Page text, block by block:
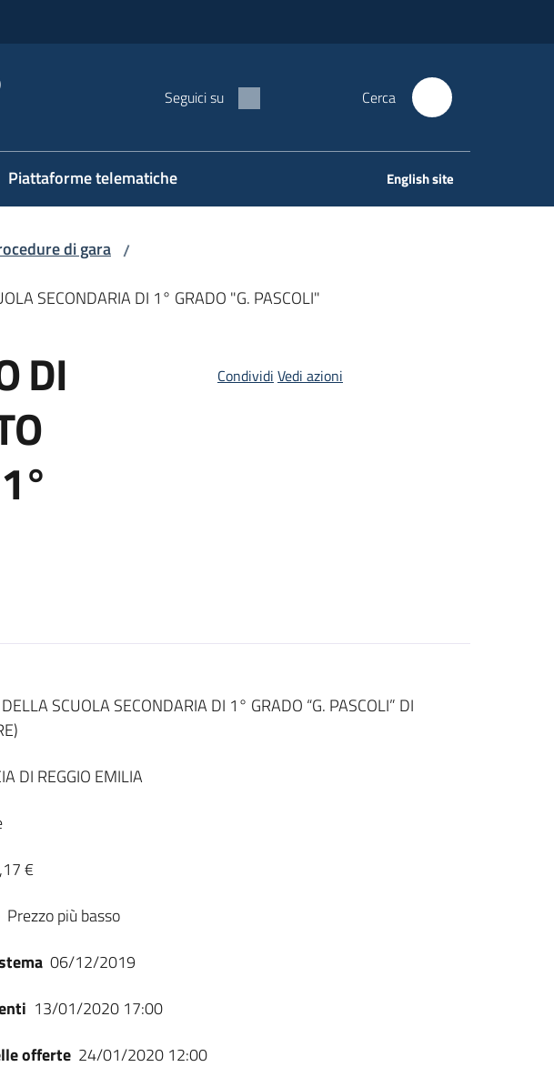
Seguici su Cerca
Piattaforme telematiche English site
di gara /
SECONDARIA DI 1° GRADO "G. PASCOLI"
DI
Condividi Vedi azioni
SCUOLA SECONDARIA DI 1° GRADO “G. PASCOLI” DI
DI REGGIO EMILIA
€
Prezzo più basso
06/12/2019
13/01/2020 17:00
offerte 24/01/2020 12:00